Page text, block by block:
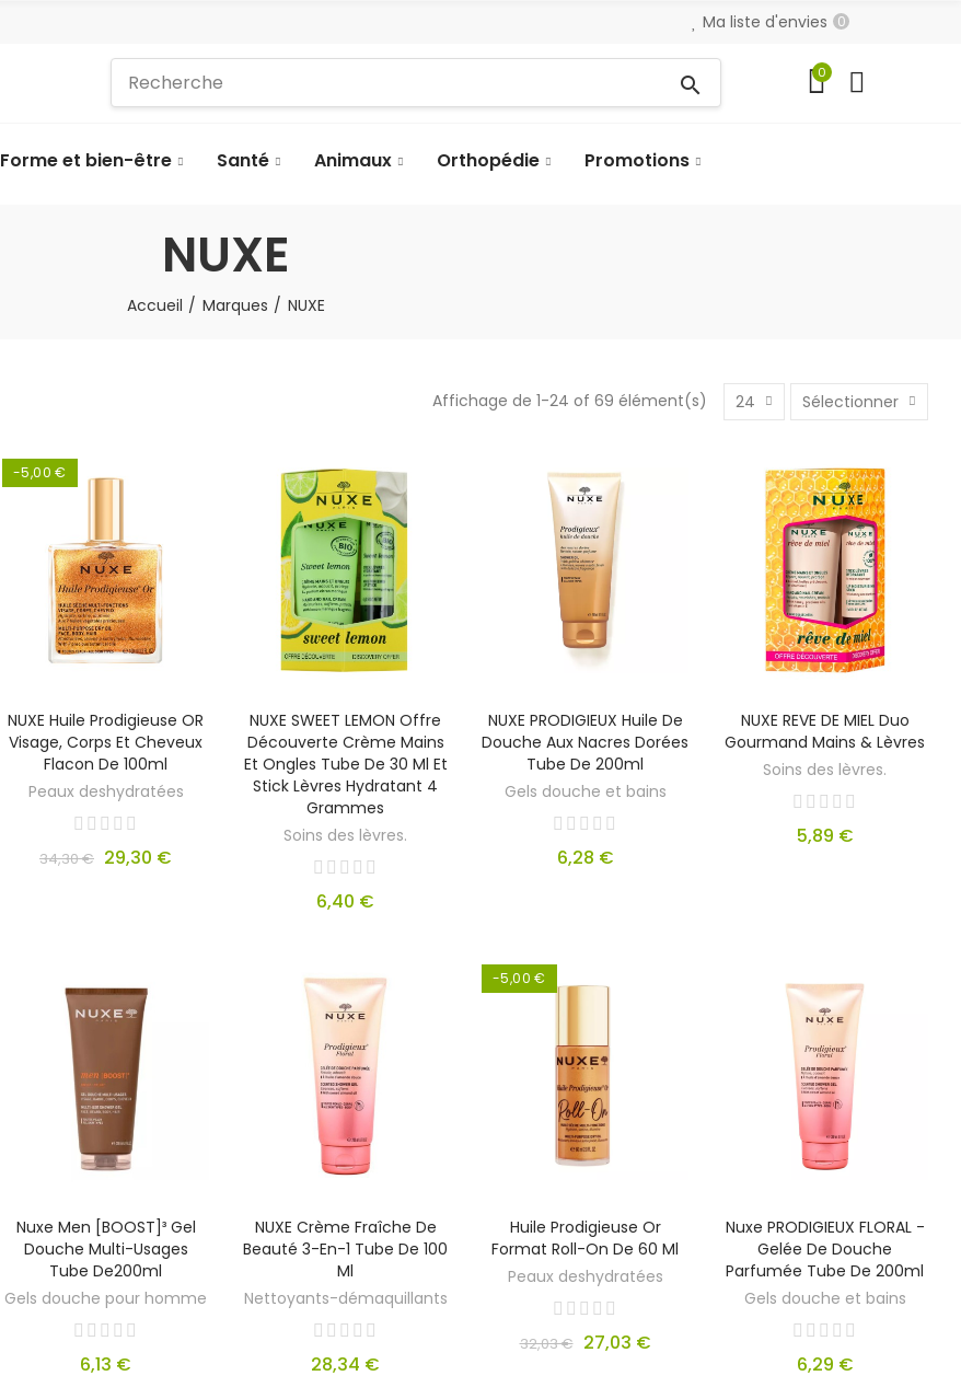
Ma liste d'envies 0
search 0
Forme et bien-être Santé Animaux Orthopédie Promotions
NUXE
Accueil Marques NUXE
Affichage de 1-24 of 69 élément(s) 24 Sélectionner
-5,00 €
NUXE Huile Prodigieuse OR
Visage, Corps Et Cheveux
Flacon De 100ml
Peaux deshydratées
34,30 € 29,30 €
NUXE SWEET LEMON Offre
Découverte Crème Mains
Et Ongles Tube De 30 Ml Et
Stick Lèvres Hydratant 4
Grammes
Soins des lèvres.
6,40 €
NUXE PRODIGIEUX Huile De
Douche Aux Nacres Dorées
Tube De 200ml
Gels douche et bains
6,28 €
NUXE REVE DE MIEL Duo
Gourmand Mains & Lèvres
Soins des lèvres.
5,89 €
Nuxe Men [BOOST]³ Gel
Douche Multi-Usages
Tube De200ml
Gels douche pour homme
6,13 €
NUXE Crème Fraîche De
Beauté 3-En-1 Tube De 100
Ml
Nettoyants-démaquillants
28,34 €
-5,00 €
Huile Prodigieuse Or
Format Roll-On De 60 Ml
Peaux deshydratées
32,03 € 27,03 €
Nuxe PRODIGIEUX FLORAL -
Gelée De Douche
Parfumée Tube De 200ml
Gels douche et bains
6,29 €